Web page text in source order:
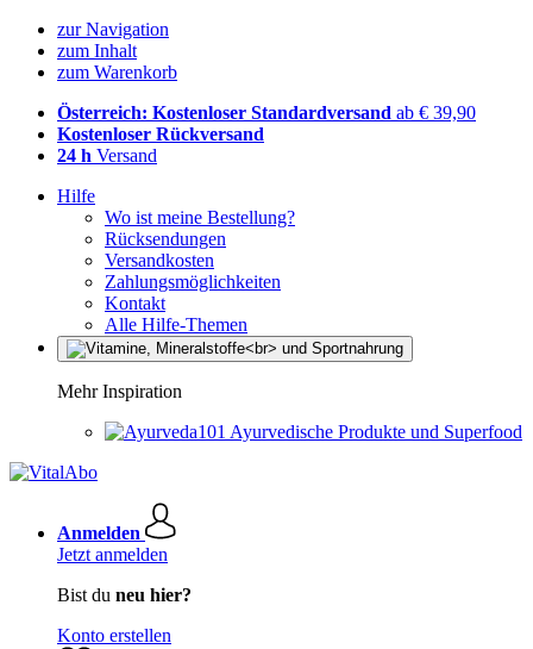
zur Navigation
zum Inhalt
zum Warenkorb
Österreich: Kostenloser Standardversand ab € 39,90
Kostenloser Rückversand
24 h Versand
Hilfe
Wo ist meine Bestellung?
Rücksendungen
Versandkosten
Zahlungsmöglichkeiten
Kontakt
Alle Hilfe-Themen
Mehr Inspiration
Ayurvedische Produkte und Superfood
Anmelden
Jetzt anmelden
Bist du neu hier?
Konto erstellen